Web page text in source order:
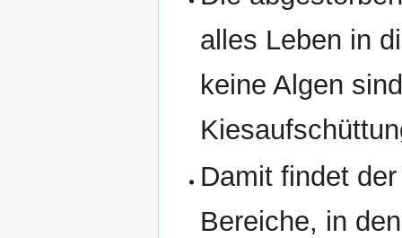
alles Leben in
keine Algen
Damit findet
Bereiche, in